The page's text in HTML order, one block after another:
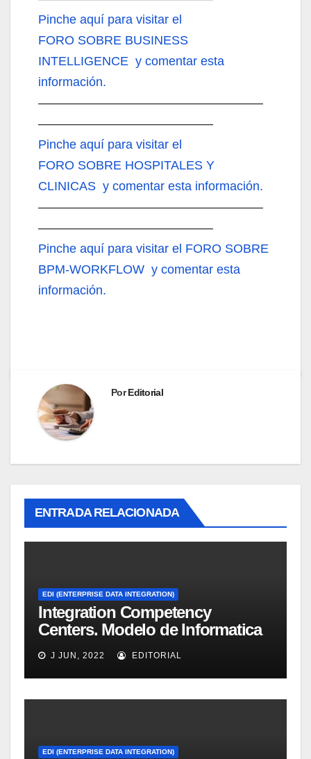
Pinche aquí para visitar el
FORO SOBRE BUSINESS
INTELLIGENCE y comentar esta
información.
——————————————————
——————————————
Pinche aquí para visitar el
FORO SOBRE HOSPITALES Y
CLINICAS y comentar esta información.
——————————————————
——————————————
Pinche aquí para visitar el FORO SOBRE
BPM-WORKFLOW y comentar esta
información.
PorEditorial
ENTRADA RELACIONADA
EDI (ENTERPRISE DATA INTEGRATION)
Integration Competency
Centers. Modelo de Informatica
para la Integración de datos
J JUN, 2022 EDITORIAL
EDI (ENTERPRISE DATA INTEGRATION)